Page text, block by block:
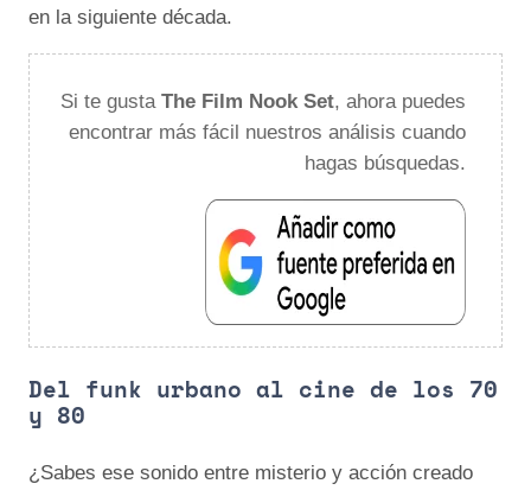
en la siguiente década.
Si te gusta The Film Nook Set, ahora puedes
encontrar más fácil nuestros análisis cuando
hagas búsquedas.
Del funk urbano al cine de los 70
y 80
¿Sabes ese sonido entre misterio y acción creado